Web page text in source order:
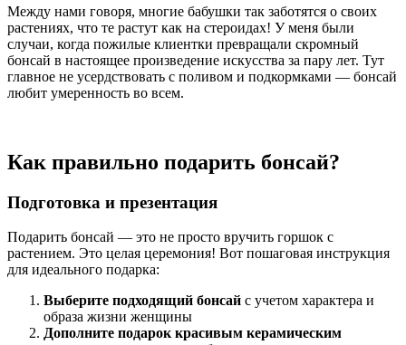
Между нами говоря, многие бабушки так заботятся о своих
растениях, что те растут как на стероидах! У меня были
случаи, когда пожилые клиентки превращали скромный
бонсай в настоящее произведение искусства за пару лет. Тут
главное не усердствовать с поливом и подкормками — бонсай
любит умеренность во всем.
Как правильно подарить бонсай?
Подготовка и презентация
Подарить бонсай — это не просто вручить горшок с
растением. Это целая церемония! Вот пошаговая инструкция
для идеального подарка:
Выберите подходящий бонсай с учетом характера и
образа жизни женщины
Дополните подарок красивым керамическим